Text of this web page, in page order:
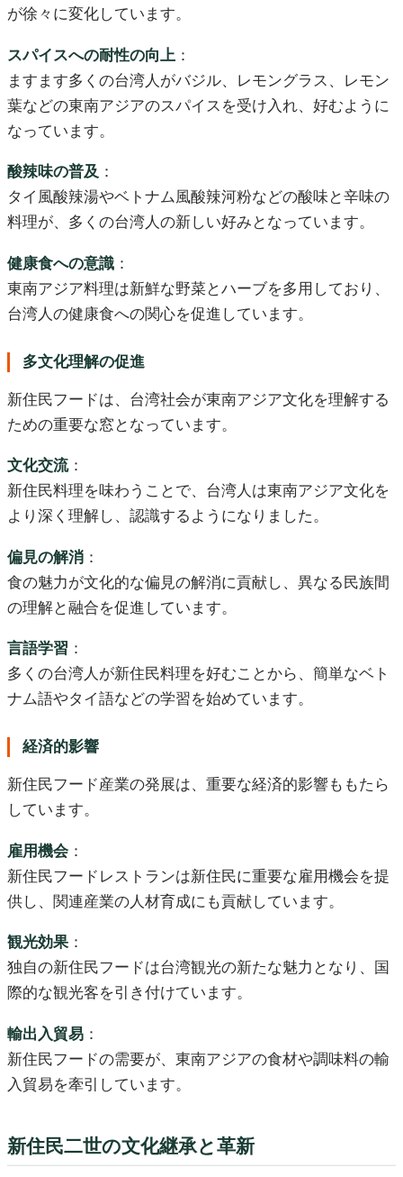
が徐々に変化しています。
スパイスへの耐性の向上 ：
ますます多くの台湾人がバジル、レモングラス、レモン
葉などの東南アジアのスパイスを受け入れ、好むように
なっています。
酸辣味の普及 ：
タイ風酸辣湯やベトナム風酸辣河粉などの酸味と辛味の
料理が、多くの台湾人の新しい好みとなっています。
健康食への意識 ：
東南アジア料理は新鮮な野菜とハーブを多用しており、
台湾人の健康食への関心を促進しています。
多文化理解の促進
新住民フードは、台湾社会が東南アジア文化を理解する
ための重要な窓となっています。
文化交流：
新住民料理を味わうことで、台湾人は東南アジア文化を
より深く理解し、認識するようになりました。
偏見の解消 ：
食の魅力が文化的な偏見の解消に貢献し、異なる民族間
の理解と融合を促進しています。
言語学習 ：
多くの台湾人が新住民料理を好むことから、簡単なベト
ナム語やタイ語などの学習を始めています。
経済的影響
新住民フード産業の発展は、重要な経済的影響ももたら
しています。
雇用機会 ：
新住民フードレストランは新住民に重要な雇用機会を提
供し、関連産業の人材育成にも貢献しています。
観光効果 ：
独自の新住民フードは台湾観光の新たな魅力となり、国
際的な観光客を引き付けています。
輸出入貿易 ：
新住民フードの需要が、東南アジアの食材や調味料の輸
入貿易を牽引しています。
新住民二世の文化継承と革新